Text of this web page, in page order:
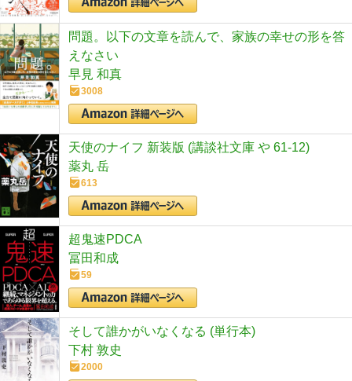
問題。以下の文章を読んで、家族の幸せの形を答
えなさい
早見 和真
3008
天使のナイフ 新装版 (講談社文庫 や 61-12)
薬丸 岳
613
超鬼速PDCA
冨田和成
59
そして誰かがいなくなる (単行本)
下村 敦史
2000